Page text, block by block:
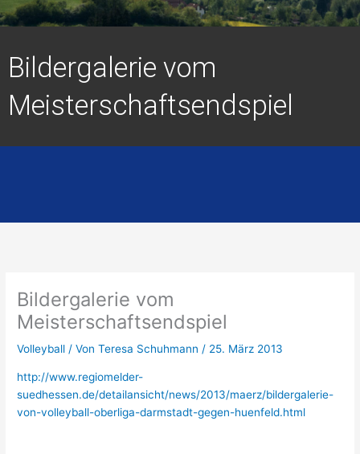
Bildergalerie vom
Meisterschaftsendspiel
Bildergalerie vom
Meisterschaftsendspiel
Volleyball / VonTeresa Schuhmann/ 25. März 2013
http://www.regiomelder-
suedhessen.de/detailansicht/news/2013/maerz/bildergalerie-
von-volleyball-oberliga-darmstadt-gegen-huenfeld.html